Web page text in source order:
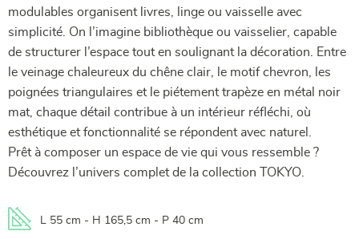
modulables organisent livres, linge ou vaisselle avec
simplicité. On l’imagine bibliothèque ou vaisselier, capable
de structurer l’espace tout en soulignant la décoration. Entre
le veinage chaleureux du chêne clair, le motif chevron, les
poignées triangulaires et le piétement trapèze en métal noir
mat, chaque détail contribue à un intérieur réfléchi, où
esthétique et fonctionnalité se répondent avec naturel.
Prêt à composer un espace de vie qui vous ressemble ?
Découvrez l’univers complet de la collection TOKYO.
L 55 cm - H 165,5 cm - P 40 cm